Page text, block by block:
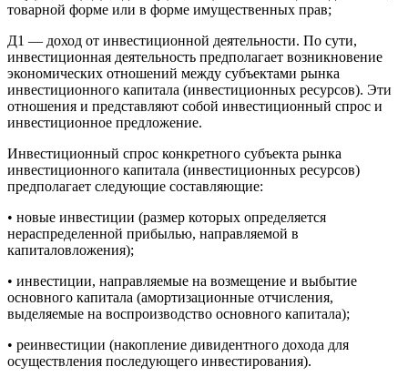
товарной форме или в форме имущественных прав;
Д1 — доход от инвестиционной деятельности. По сути,
инвестиционная деятельность предполагает возникновение
экономических отношений между субъектами рынка
инвестиционного капитала (инвестиционных ресурсов). Эти
отношения и представляют собой инвестиционный спрос и
инвестиционное предложение.
Инвестиционный спрос конкретного субъекта рынка
инвестиционного капитала (инвестиционных ресурсов)
предполагает следующие составляющие:
• новые инвестиции (размер которых определяется
нераспределенной прибылью, направляемой в
капиталовложения);
• инвестиции, направляемые на возмещение и выбытие
основного капитала (амортизационные отчисления,
выделяемые на воспроизводство основного капитала);
• реинвестиции (накопление дивидентного дохода для
осуществления последующего инвестирования).